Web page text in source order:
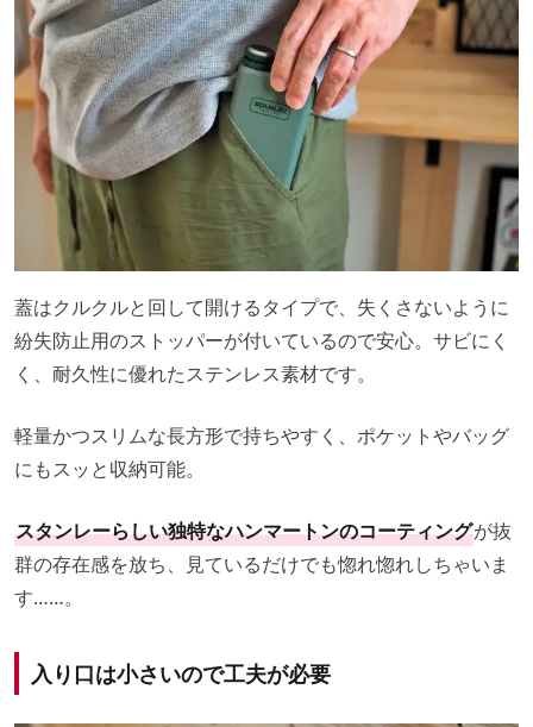
蓋はクルクルと回して開けるタイプで、失くさないように
紛失防止用のストッパーが付いているので安心。サビにく
く、耐久性に優れたステンレス素材です。
軽量かつスリムな長方形で持ちやすく、ポケットやバッグ
にもスッと収納可能。
スタンレーらしい独特なハンマートンのコーティングが抜
群の存在感を放ち、見ているだけでも惚れ惚れしちゃいま
す……。
入り口は小さいので工夫が必要